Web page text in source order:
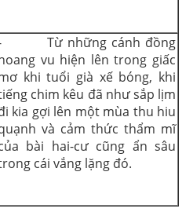
Từ những cánh đồng
vu hiện lên trong giấc
khi tuổi già xế bóng, khi
chim kêu đã như sắp lịm
kia gợi lên một mùa thu hiu
và cảm thức thẩm mĩ
bài hai-cư cũng ẩn sâu
cái vắng lặng đó.